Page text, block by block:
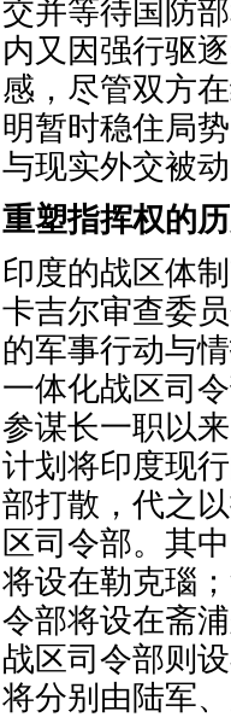
交并等待国防
内又因强行驱
感，尽管双方
明暂时稳住局
与现实外交被动
重塑指挥权的
印度的战区体
卡吉尔审查委
的军事行动与
一体化战区司
参谋长一职以
计划将印度现
部打散，代之
区司令部。其
将设在勒克瑙
令部将设在斋
战区司令部则
将分别由陆军